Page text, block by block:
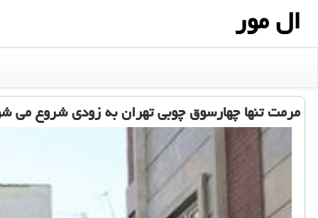
ال مور
مرمت تنها چهارسوق چوبی تهران به زودی شروع می